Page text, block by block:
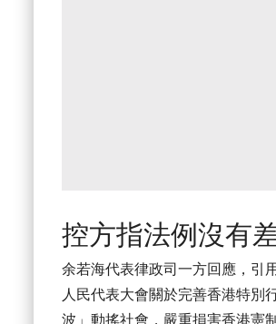
控方指法例沒有
余若海代表律政司一方回應，引
人民代表大會關於完善香港特別
波」動搖社會，嚴重損害香港憲